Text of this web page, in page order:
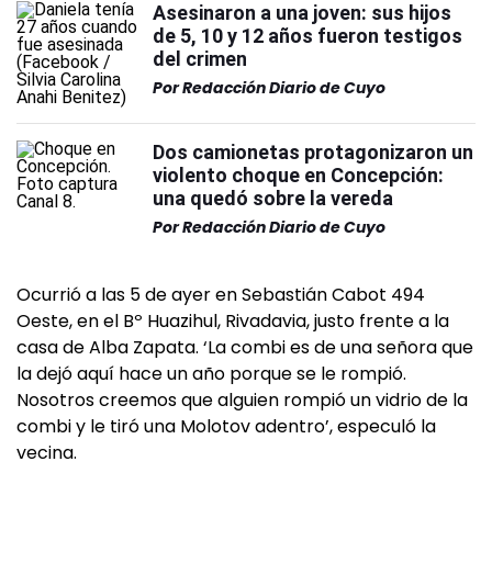
Asesinaron a una joven: sus hijos
de 5, 10 y 12 años fueron testigos
del crimen
PorRedacción Diario de Cuyo
Dos camionetas protagonizaron un
violento choque en Concepción:
una quedó sobre la vereda
PorRedacción Diario de Cuyo
Ocurrió a las 5 de ayer en Sebastián Cabot 494
Oeste, en el Bº Huazihul, Rivadavia, justo frente a la
casa de Alba Zapata. ‘La combi es de una señora que
la dejó aquí hace un año porque se le rompió.
Nosotros creemos que alguien rompió un vidrio de la
combi y le tiró una Molotov adentro’, especuló la
vecina.